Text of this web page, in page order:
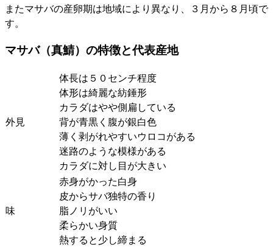
またマサバの産卵期は地域により異なり、３月から８月頃で
す。
マサバ（真鯖）の特徴と代表産地
外見
体長は５０センチ程度
体形は綺麗な紡錘形
カラダはやや側扁している
背が青黒く腹が銀白色
薄く剥がれやすいウロコがある
迷路のような模様がある
カラダに対し目が大きい
味
赤身がかった白身
皮からサバ独特の香り
脂ノリがいい
柔らかい身質
熱すると少し締まる